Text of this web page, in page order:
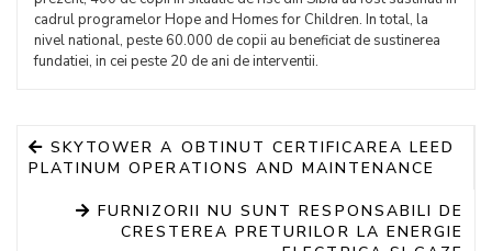
cadrul programelor Hope and Homes for Children. In total, la
nivel national, peste 60.000 de copii au beneficiat de sustinerea
fundatiei, in cei peste 20 de ani de interventii.
SKYTOWER A OBTINUT CERTIFICAREA LEED
PLATINUM OPERATIONS AND MAINTENANCE
FURNIZORII NU SUNT RESPONSABILI DE
CRESTEREA PRETURILOR LA ENERGIE